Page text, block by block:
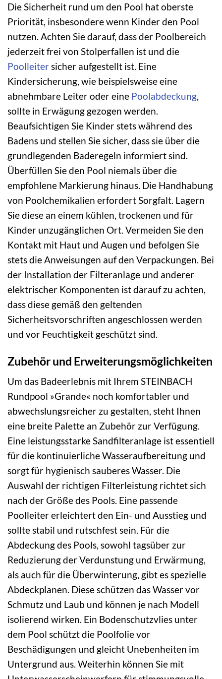
Die Sicherheit rund um den Pool hat oberste
Priorität, insbesondere wenn Kinder den Pool
nutzen. Achten Sie darauf, dass der Poolbereich
jederzeit frei von Stolperfallen ist und die
Poolleitersicher aufgestellt ist. Eine
Kindersicherung, wie beispielsweise eine
abnehmbare Leiter oder eine Poolabdeckung,
sollte in Erwägung gezogen werden.
Beaufsichtigen Sie Kinder stets während des
Badens und stellen Sie sicher, dass sie über die
grundlegenden Baderegeln informiert sind.
Überfüllen Sie den Pool niemals über die
empfohlene Markierung hinaus. Die Handhabung
von Poolchemikalien erfordert Sorgfalt. Lagern
Sie diese an einem kühlen, trockenen und für
Kinder unzugänglichen Ort. Vermeiden Sie den
Kontakt mit Haut und Augen und befolgen Sie
stets die Anweisungen auf den Verpackungen. Bei
der Installation der Filteranlage und anderer
elektrischer Komponenten ist darauf zu achten,
dass diese gemäß den geltenden
Sicherheitsvorschriften angeschlossen werden
und vor Feuchtigkeit geschützt sind.
Zubehör und Erweiterungsmöglichkeiten
Um das Badeerlebnis mit Ihrem STEINBACH
Rundpool »Grande« noch komfortabler und
abwechslungsreicher zu gestalten, steht Ihnen
eine breite Palette an Zubehör zur Verfügung.
Eine leistungsstarke Sandfilteranlage ist essentiell
für die kontinuierliche Wasseraufbereitung und
sorgt für hygienisch sauberes Wasser. Die
Auswahl der richtigen Filterleistung richtet sich
nach der Größe des Pools. Eine passende
Poolleiter erleichtert den Ein- und Ausstieg und
sollte stabil und rutschfest sein. Für die
Abdeckung des Pools, sowohl tagsüber zur
Reduzierung der Verdunstung und Erwärmung,
als auch für die Überwinterung, gibt es spezielle
Abdeckplanen. Diese schützen das Wasser vor
Schmutz und Laub und können je nach Modell
isolierend wirken. Ein Bodenschutzvlies unter
dem Pool schützt die Poolfolie vor
Beschädigungen und gleicht Unebenheiten im
Untergrund aus. Weiterhin können Sie mit